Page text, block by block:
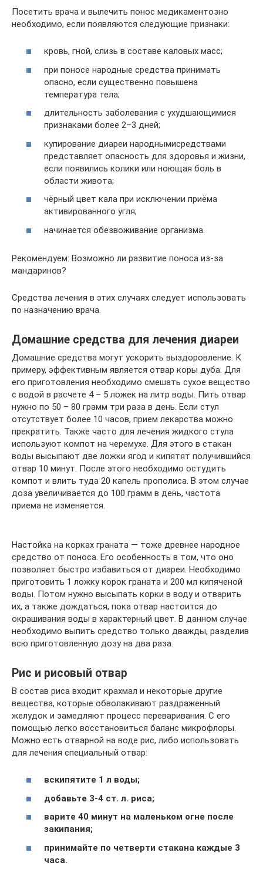
Посетить врача и вылечить понос медикаментозно
необходимо, если появляются следующие признаки:
кровь, гной, слизь в составе каловых масс;
при поносе народные средства принимать
опасно, если существенно повышена
температура тела;
длительность заболевания с ухудшающимися
признаками более 2–3 дней;
купирование диареи народнымисредствами
представляет опасность для здоровья и жизни,
если появились колики или ноющая боль в
области живота;
чёрный цвет кала при исключении приёма
активированного угля;
начинается обезвоживание организма.
Рекомендуем: Возможно ли развитие поноса из-за
мандаринов?
Средства лечения в этих случаях следует использовать
по назначению врача.
Домашние средства для лечения диареи
Домашние средства могут ускорить выздоровление. К
примеру, эффективным является отвар коры дуба. Для
его приготовления необходимо смешать сухое вещество
с водой в расчете 4 – 5 ложек на литр воды. Пить отвар
нужно по 50 – 80 грамм три раза в день. Если стул
отсутствует более 10 часов, прием лекарства можно
прекратить. Также часто для лечения жидкого стула
используют компот на черемухе. Для этого в стакан
воды высыпают две ложки ягод и кипятят получившийся
отвар 10 минут. После этого необходимо остудить
компот и влить туда 20 капель прополиса. В этом случае
доза увеличивается до 100 грамм в день, частота
приема не изменяется.
Настойка на корках граната — тоже древнее народное
средство от поноса. Его особенность в том, что оно
позволяет быстро избавиться от диареи. Необходимо
приготовить 1 ложку корок граната и 200 мл кипяченой
воды. Потом нужно высыпать корки в воду и отварить
их, а также дождаться, пока отвар настоится до
окрашивания воды в характерный цвет. В данном случае
необходимо выпить средство только дважды, разделив
всю приготовленную дозу на два раза.
Рис и рисовый отвар
В состав риса входит крахмал и некоторые другие
вещества, которые обволакивают раздраженный
желудок и замедляют процесс переваривания. С его
помощью легко восстановиться баланс микрофлоры.
Можно есть отварной на воде рис, либо использовать
для лечения специальный отвар:
вскипятите 1 л воды;
добавьте 3-4 ст. л. риса;
варите 40 минут на маленьком огне после
закипания;
принимайте по четверти стакана каждые 3
часа.